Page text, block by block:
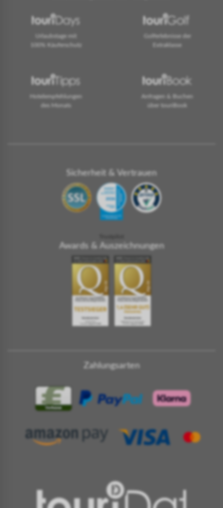
Urlaubstage mit
100% Käuferschutz
Golferlebnisse der
Extraklasse
Hotelempfehlungen
des Monats
Anfragen & Buchen
über touriBook
Sicherheit & Vertrauen
Awards & Auszeichnungen
Zahlungsarten